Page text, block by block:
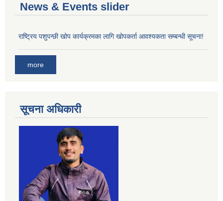
News & Events slider
राष्ट्रिय पशुपन्छी खोप कार्यक्रमका लागि खोपकर्ता आवश्यकता सम्बन्धी सूचना!
more
सूचना अधिकारी